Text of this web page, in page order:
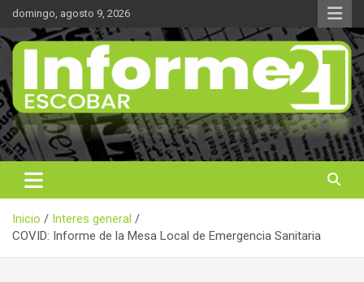
Saltar
contenido
domingo, agosto 9, 2026
Informe 21
Noticas reales
Inicio
Interes general
COVID: Informe de la Mesa Local de Emergencia Sanitaria